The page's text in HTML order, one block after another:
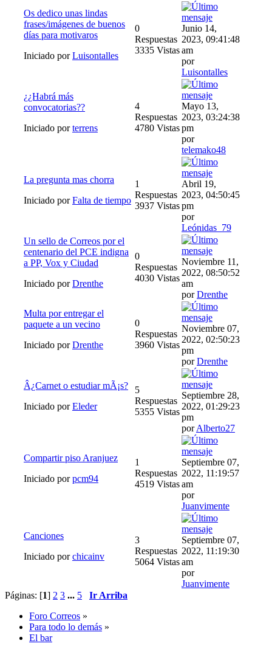
Os dedico unas lindas
frases/imágenes de buenos
días para motivaros
Iniciado porLuisontalles
0
Respuestas
3335 Vistas
Junio 14,
2023, 09:41:48
am
por
Luisontalles
¿¿Habrá más
convocatorias??
Iniciado porterrens
4
Respuestas
4780 Vistas
Mayo 13,
2023, 03:24:38
pm
por
telemako48
La pregunta mas chorra
Iniciado porFalta de tiempo
1
Respuestas
3937 Vistas
Abril 19,
2023, 04:50:45
pm
por
Leónidas_79
Un sello de Correos por el
centenario del PCE indigna
a PP, Vox y Ciudad
Iniciado porDrenthe
0
Respuestas
4030 Vistas
Noviembre 11,
2022, 08:50:52
am
porDrenthe
Multa por entregar el
paquete a un vecino
Iniciado porDrenthe
0
Respuestas
3960 Vistas
Noviembre 07,
2022, 02:50:23
pm
porDrenthe
Â¿Carnet o estudiar mÃ¡s?
Iniciado porEleder
5
Respuestas
5355 Vistas
Septiembre 28,
2022, 01:29:23
pm
porAlberto27
Compartir piso Aranjuez
Iniciado porpcm94
1
Respuestas
4519 Vistas
Septiembre 07,
2022, 11:19:57
am
por
Juanvimente
Canciones
Iniciado porchicainv
3
Respuestas
5064 Vistas
Septiembre 07,
2022, 11:19:30
am
por
Juanvimente
Páginas: [1] 2 3 ... 5
Ir Arriba
Foro Correos »
Para todo lo demás »
El bar